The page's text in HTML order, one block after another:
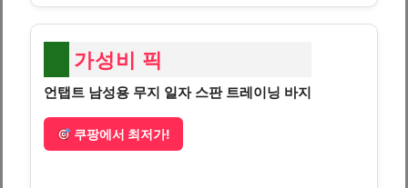
가성비 픽
언탭트 남성용 무지 일자 스판 트레이닝 바지
쿠팡에서 최저가!